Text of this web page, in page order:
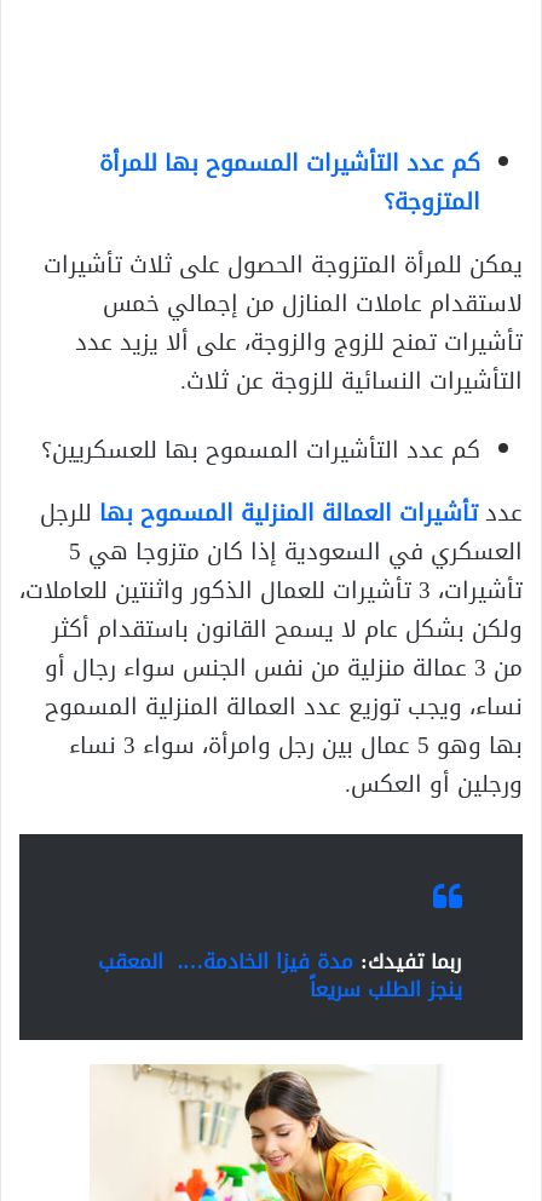
كم عدد التأشيرات المسموح بها للمرأة
المتزوجة؟
يمكن للمرأة المتزوجة الحصول على ثلاث تأشيرات
لاستقدام عاملات المنازل من إجمالي خمس
تأشيرات تمنح للزوج والزوجة، على ألا يزيد عدد
التأشيرات النسائية للزوجة عن ثلاث.
كم عدد التأشيرات المسموح بها للعسكريين؟
عددتأشيرات العمالة المنزلية المسموح بها للرجل
العسكري في السعودية إذا كان متزوجا هي 5
تأشيرات، 3 تأشيرات للعمال الذكور واثنتين للعاملات،
ولكن بشكل عام لا يسمح القانون باستقدام أكثر
من 3 عمالة منزلية من نفس الجنس سواء رجال أو
نساء، ويجب توزيع عدد العمالة المنزلية المسموح
بها وهو 5 عمال بين رجل وامرأة، سواء 3 نساء
ورجلين أو العكس.
ربما تفيدك: مدة فيزا الخادمة…. المعقب
ينجز الطلب سريعاً